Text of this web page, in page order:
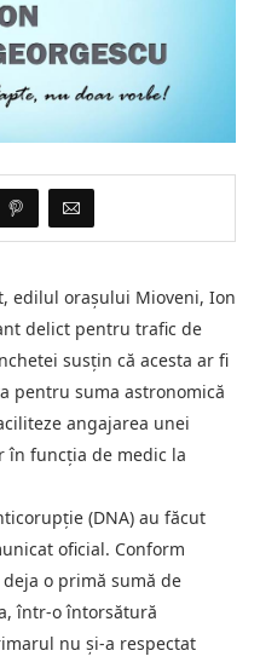
edilul orașului Mioveni, Ion
delict pentru trafic de
susțin că acesta ar fi
pentru suma astronomică
angajarea unei
în funcția de medic la
(DNA) au făcut
oficial. Conform
o primă sumă de
într-o întorsătură
nu și-a respectat